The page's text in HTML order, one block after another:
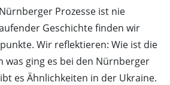
Prozesse ist nie
Geschichte finden wir
Wir reflektieren: Wie ist die
was ging es bei den Nürnberger
es Ähnlichkeiten in der Ukraine.